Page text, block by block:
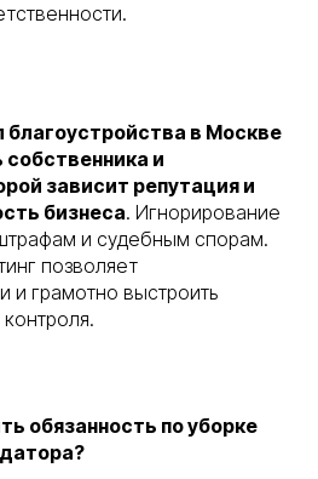
в Москве
и
зависит репутация и
бизнеса. Игнорирование
и судебным спорам.
позволяет
и грамотно выстроить
обязанность по уборке